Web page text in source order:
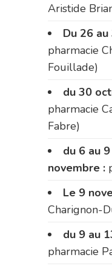
Aristide
Du 26
pharmacie
Fouillade)
du 30
pharmacie
Fabre)
du 6 au
novembre :
Le 9
Charignon-
du 9 au
pharmacie